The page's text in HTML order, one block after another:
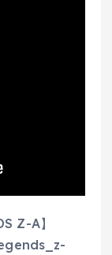
Z-A】